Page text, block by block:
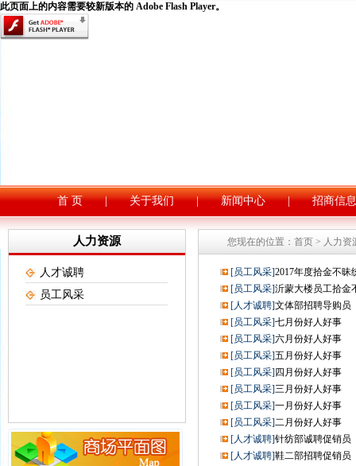
此页面上的内容需要较新版本的 Adobe Flash Player。
首 页|关于我们|新闻中心|招商信息
人力资源
人才诚聘
员工风采
您现在的位置： 首页 > 人力资
[员工风采]2017年度拾金不昧
[员工风采]沂蒙大楼员工拾金
[人才诚聘]文体部招聘导购员
[员工风采]七月份好人好事
[员工风采]六月份好人好事
[员工风采]五月份好人好事
[员工风采] 四月份好人好事
[员工风采]三月份好人好事
[员工风采]一月份好人好事
[员工风采]二月份好人好事
[人才诚聘]针纺部诚聘促销员
[人才诚聘]鞋二部招聘促销员